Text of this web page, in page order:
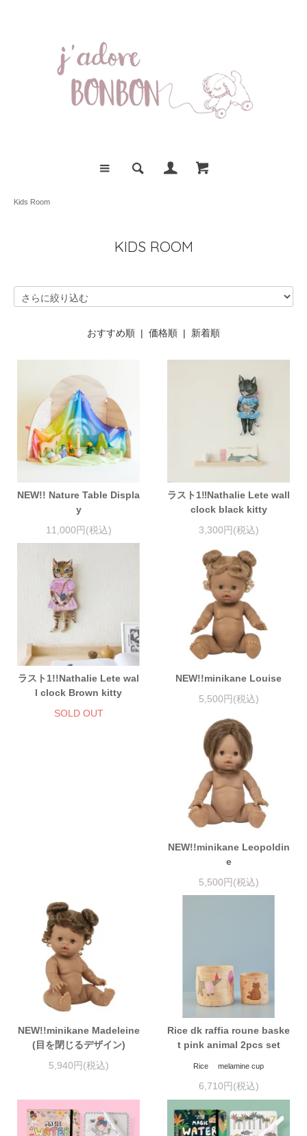
Kids Room
KIDS ROOM
おすすめ順 | 価格順 | 新着順
NEW!! Nature Table Displa
y
11,000円(税込)
ラスト1‼Nathalie Lete wall
clock black kitty
3,300円(税込)
ラスト1!!Nathalie Lete wal
l clock Brown kitty
SOLD OUT
NEW!!minikane Louise
5,500円(税込)
NEW!!minikane Leopoldin
e
5,500円(税込)
NEW!!minikane Madeleine
(目を閉じるデザイン)
5,940円(税込)
Rice dk raffia roune baske
t pink animal 2pcs set
Rice melamine cup
6,710円(税込)